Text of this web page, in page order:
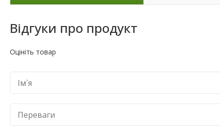
Відгуки про продукт
Оцініть товар